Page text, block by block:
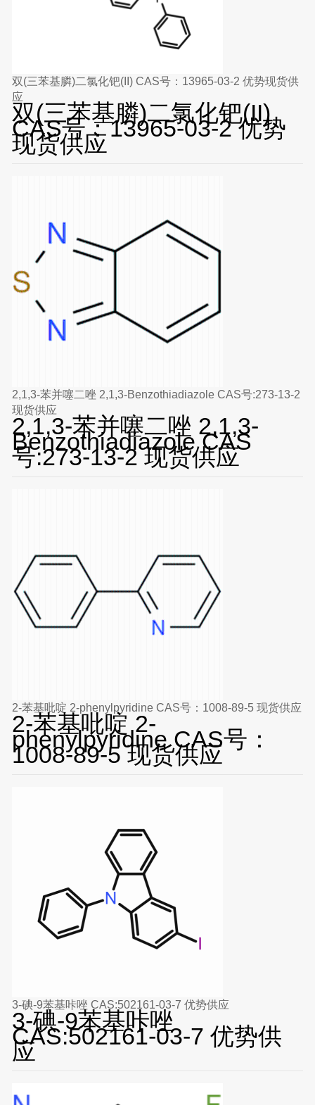
双(三苯基膦)二氯化钯(II) CAS号：13965-03-2 优势现货供
应
双(三苯基膦)二氯化钯(II)
CAS号：13965-03-2 优势
现货供应
2,1,3-苯并噻二唑 2,1,3-Benzothiadiazole CAS号:273-13-2
现货供应
2,1,3-苯并噻二唑 2,1,3-
Benzothiadiazole CAS
号:273-13-2 现货供应
2-苯基吡啶 2-phenylpyridine CAS号：1008-89-5 现货供应
2-苯基吡啶 2-
phenylpyridine CAS号：
1008-89-5 现货供应
3-碘-9苯基咔唑 CAS:502161-03-7 优势供应
3-碘-9苯基咔唑
CAS:502161-03-7 优势供
应